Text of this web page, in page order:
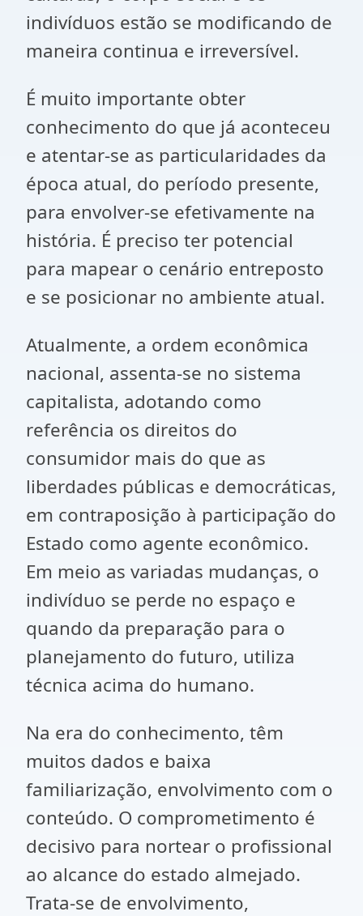
indivíduos estão se modificando de
maneira continua e irreversível.
É muito importante obter
conhecimento do que já aconteceu
e atentar-se as particularidades da
época atual, do período presente,
para envolver-se efetivamente na
história. É preciso ter potencial
para mapear o cenário entreposto
e se posicionar no ambiente atual.
Atualmente, a ordem econômica
nacional, assenta-se no sistema
capitalista, adotando como
referência os direitos do
consumidor mais do que as
liberdades públicas e democráticas,
em contraposição à participação do
Estado como agente econômico.
Em meio as variadas mudanças, o
indivíduo se perde no espaço e
quando da preparação para o
planejamento do futuro, utiliza
técnica acima do humano.
Na era do conhecimento, têm
muitos dados e baixa
familiarização, envolvimento com o
conteúdo. O comprometimento é
decisivo para nortear o profissional
ao alcance do estado almejado.
Trata-se de envolvimento,